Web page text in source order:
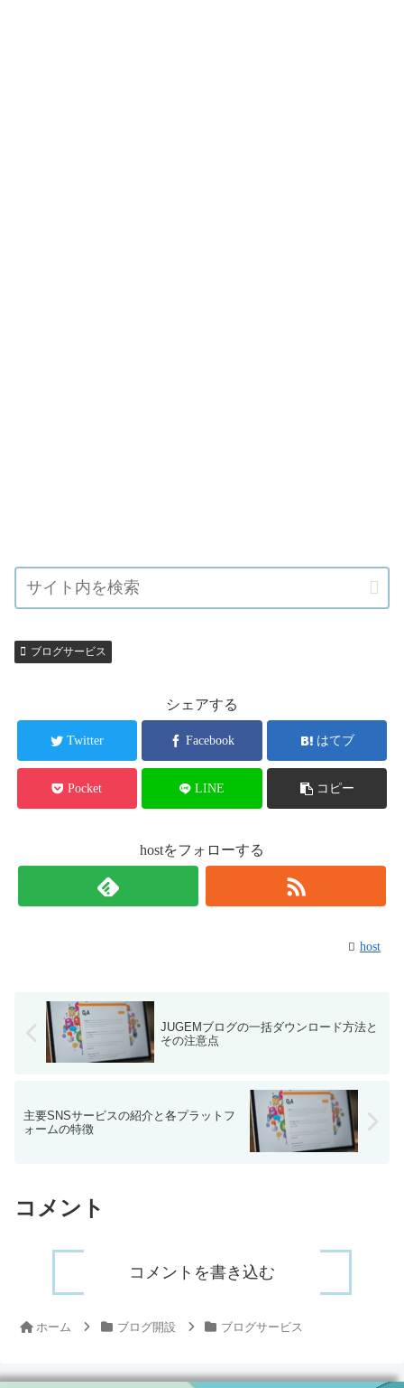
ブログサービス
シェアする
Twitter Facebook はてブ
Pocket LINE コピー
hostをフォローする
host
JUGEMブログの一括ダウンロード方法と
その注意点
主要SNSサービスの紹介と各プラットフ
ォームの特徴
コメント
コメントを書き込む
ホーム ブログ開設 ブログサービス